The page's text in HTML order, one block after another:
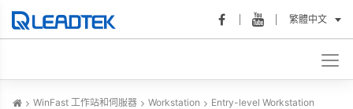
繁體中文
WinFast 工作站和伺服器 Workstation Entry-level Workstation